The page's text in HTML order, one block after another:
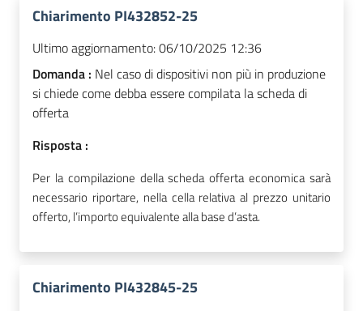
Chiarimento PI432852-25
Ultimo aggiornamento:06/10/2025 12:36
Domanda : Nel caso di dispositivi non più in produzione
si chiede come debba essere compilata la scheda di
offerta
Risposta :
Per la compilazione della scheda offerta economica sarà
necessario riportare, nella cella relativa al prezzo unitario
offerto, l’importo equivalente alla base d’asta.
Chiarimento PI432845-25